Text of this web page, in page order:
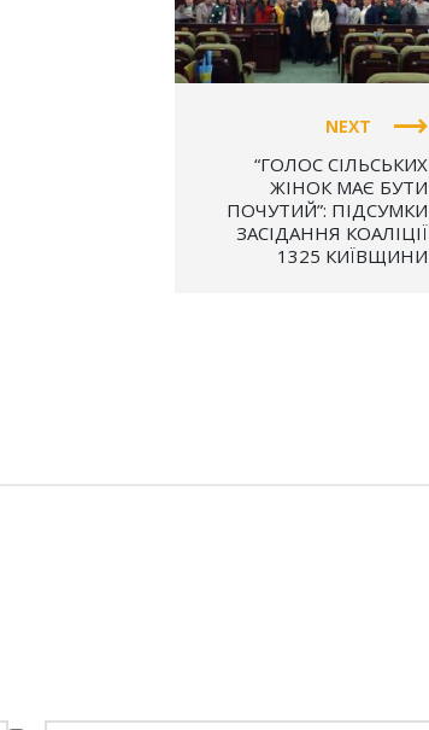
(СЖУ)
NEXT
“ГОЛОС СІЛЬСЬКИХ
ЖІНОК МАЄ БУТИ
ПОЧУТИЙ”: ПІДСУМКИ
ЗАСІДАННЯ КОАЛІЦІЇ
1325 КИЇВЩИНИ